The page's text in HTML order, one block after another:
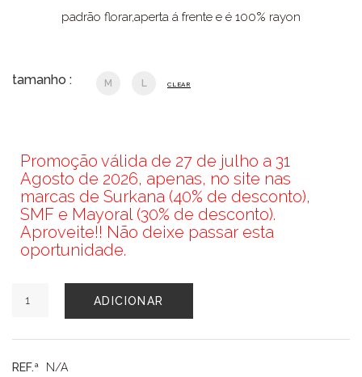
€59,99.€41,99.
padrão florar,aperta á frente e é 100% rayon
tamanho : M L CLEAR
Promoção válida de 27 de julho a 31
Agosto de 2026, apenas, no site nas
marcas de Surkana (40% de desconto),
SMF e Mayoral (30% de desconto).
Aproveite!! Não deixe passar esta
oportunidade.
de
SMF
ADICIONAR
REF.ª N/A